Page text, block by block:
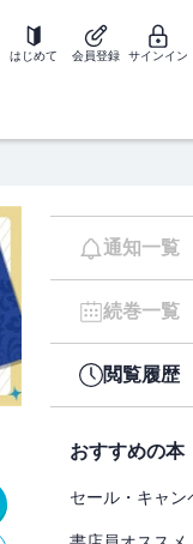
はじめて 会員登録 サインイン
通知一覧
続巻一覧
閲覧履歴
おすすめの本
セール・キャン